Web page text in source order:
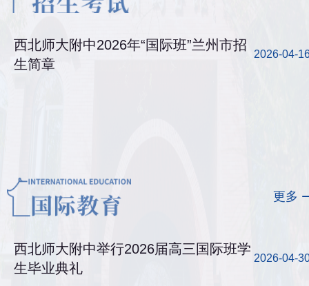
西北师大附中2026年“国际班”兰州市招
生简章
2026-04-
更多
西北师大附中举行2026届高三国际班学
生毕业典礼
2026-04-